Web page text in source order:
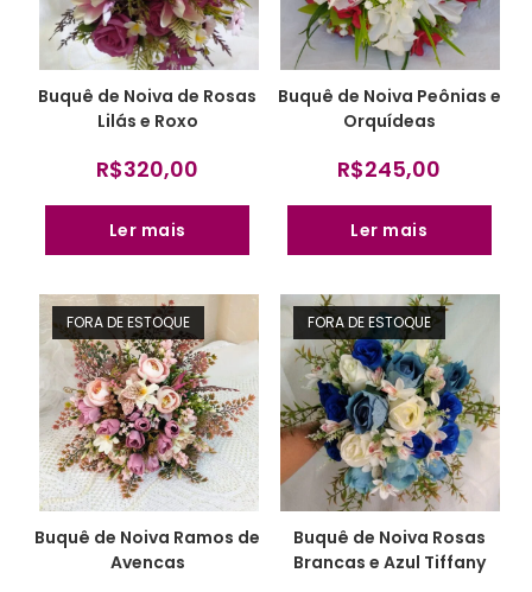
Buquê de Noiva de Rosas
Lilás e Roxo
R$320,00
Ler mais
Buquê de Noiva Peônias e
Orquídeas
R$245,00
Ler mais
FORA DE ESTOQUE
Buquê de Noiva Ramos de
Avencas
FORA DE ESTOQUE
Buquê de Noiva Rosas
Brancas e Azul Tiffany